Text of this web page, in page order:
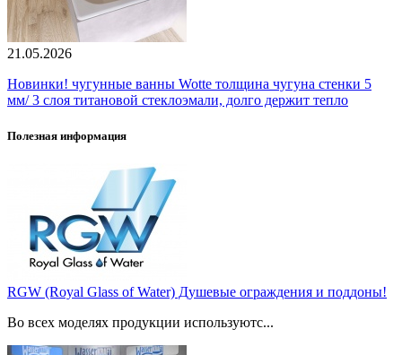
21.05.2026
Новинки! чугунные ванны Wotte толщина чугуна стенки 5
мм/ 3 слоя титановой стеклоэмали, долго держит тепло
Полезная информация
RGW (Royal Glass of Water) Душевые ограждения и поддоны!
Во всех моделях продукции используютс...